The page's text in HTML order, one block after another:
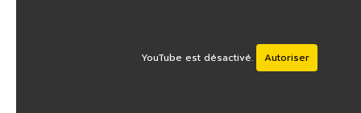
YouTube est désactivé. Autoriser